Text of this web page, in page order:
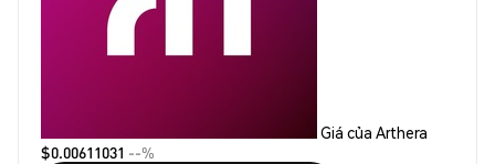
Giá của Arthera
$0.00611031 --%